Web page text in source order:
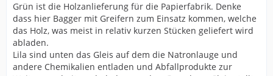
Grün ist die Holzanlieferung für die Papierfabrik. Denke
dass hier Bagger mit Greifern zum Einsatz kommen, welche
das Holz, was meist in relativ kurzen Stücken geliefert wird
abladen.
Lila sind unten das Gleis auf dem die Natronlauge und
andere Chemikalien entladen und Abfallprodukte zur